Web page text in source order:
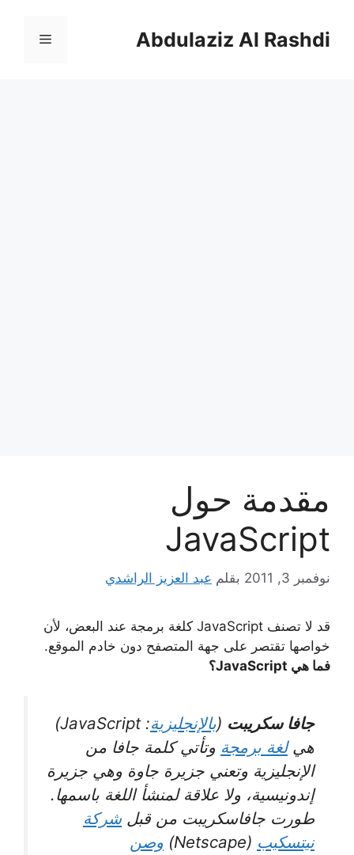
المحتوىAbdulaziz Al Rashdi القائمة
مقدمة حول
JavaScript
نوفمبر 3, 2011 بقلم عبد العزيز الراشدي
قد لا تصنف JavaScript كلغة برمجة عند البعض، لأن
خواصها تقتصر على جهة المتصفح دون خادم الموقع.
فما هي JavaScript؟
جافا سكريبت (بالإنجليزية
: JavaScript‏)
هيلغة برمجة وتأتي كلمة جافا من
الإنجليزية وتعني جزيرة جاوة وهي جزيرة
إندونيسية، ولا علاقة لمنشأ اللغة باسمها.
طورت جافاسكريبت من قبل شركة
نيتسكيب (Netscape)
وصن